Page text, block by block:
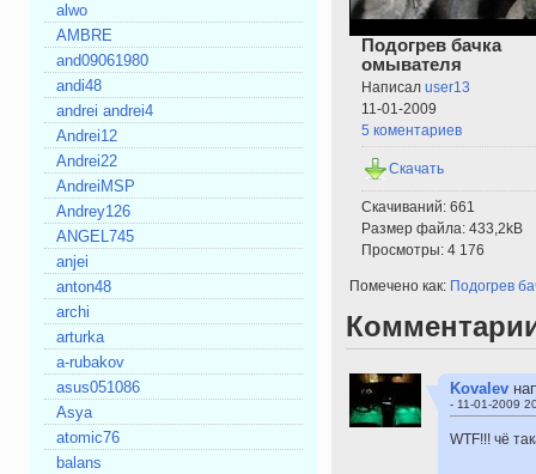
alwo
AMBRE
and09061980
andi48
andrei andrei4
Andrei12
Andrei22
AndreiMSP
Andrey126
ANGEL745
anjei
anton48
archi
arturka
a-rubakov
asus051086
Asya
atomic76
balans
Подогрев бачка
омывателя
Написал user13
11-01-2009
5 коментариев
Скачать
Скачиваний: 661
Размер файла: 433,2kB
Просмотры: 4 176
Помечено как: Подогрев
Kovalev
- 11-01-2009
WTF!!! чё